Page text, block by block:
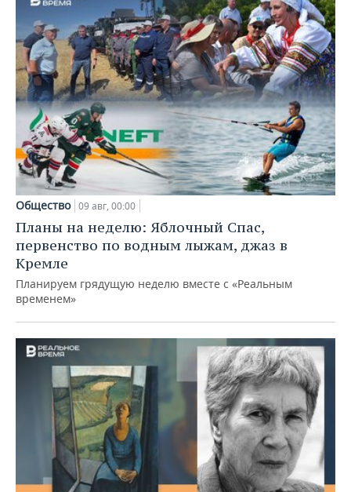
Общество 09 авг, 00:00
Планы на неделю: Яблочный Спас,
первенство по водным лыжам, джаз в
Кремле
Планируем грядущую неделю вместе с «Реальным
временем»